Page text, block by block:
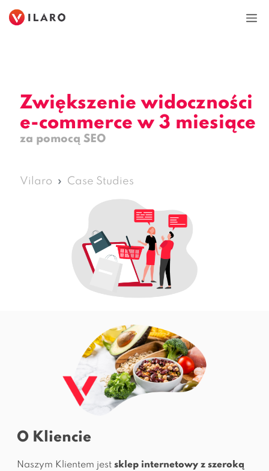
Przejdź
do
Zwiększenie widoczności
e-commerce w 3 miesiące
za pomocą SEO
Vilaro Case Studies
O Kliencie
Naszym Klientem jest sklep internetowy z szeroką